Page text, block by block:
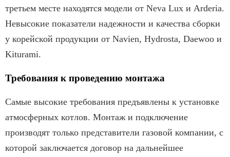
третьем месте находятся модели от Neva Lux и Arderia.
Невысокие показатели надежности и качества сборки
у корейской продукции от Navien, Hydrosta, Daewoo и
Kiturami.
Требования к проведению монтажа
Самые высокие требования предъявлены к установке
атмосферных котлов. Монтаж и подключение
производят только представители газовой компании, с
которой заключается договор на дальнейшее